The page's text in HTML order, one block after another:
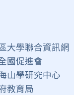
大學聯合資訊網
國促進會
山學研究中心
教育局